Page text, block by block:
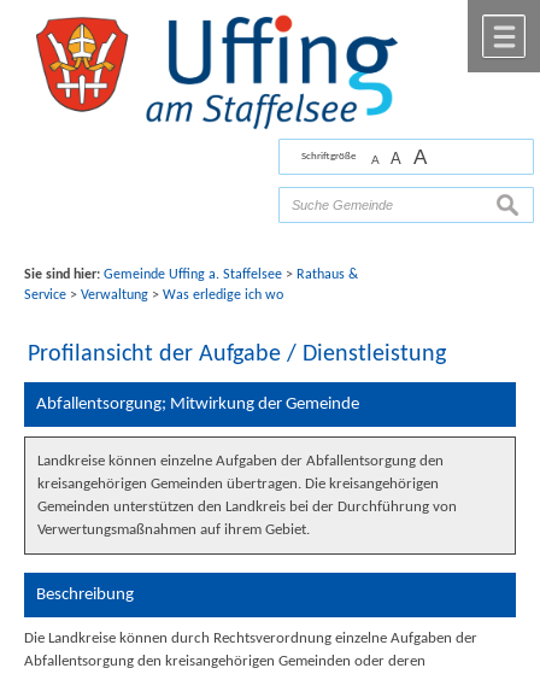
Schriftgröße A A A
Bilder mit freundlicher Unterstützung von FotografFlorian Werner
Sie sind hier: Gemeinde Uffing a. Staffelsee> Rathaus &
Service> Verwaltung> Was erledige ich wo
Profilansicht der Aufgabe / Dienstleistung
Abfallentsorgung; Mitwirkung der Gemeinde
Landkreise können einzelne Aufgaben der Abfallentsorgung den
kreisangehörigen Gemeinden übertragen. Die kreisangehörigen
Gemeinden unterstützen den Landkreis bei der Durchführung von
Verwertungsmaßnahmen auf ihrem Gebiet.
Beschreibung
Die Landkreise können durch Rechtsverordnung einzelne Aufgaben der
Abfallentsorgung den kreisangehörigen Gemeinden oder deren